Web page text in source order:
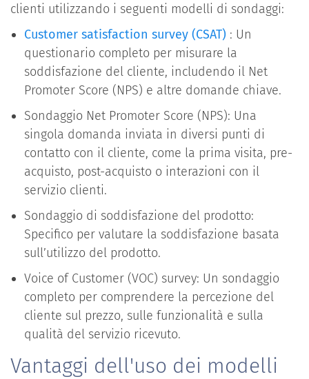
clienti utilizzando i seguenti modelli di sondaggi:
Customer satisfaction survey (CSAT) : Un
questionario completo per misurare la
soddisfazione del cliente, includendo il Net
Promoter Score (NPS) e altre domande chiave.
Sondaggio Net Promoter Score (NPS): Una
singola domanda inviata in diversi punti di
contatto con il cliente, come la prima visita, pre-
acquisto, post-acquisto o interazioni con il
servizio clienti.
Sondaggio di soddisfazione del prodotto:
Specifico per valutare la soddisfazione basata
sull’utilizzo del prodotto.
Voice of Customer (VOC) survey: Un sondaggio
completo per comprendere la percezione del
cliente sul prezzo, sulle funzionalità e sulla
qualità del servizio ricevuto.
Vantaggi dell'uso dei modelli